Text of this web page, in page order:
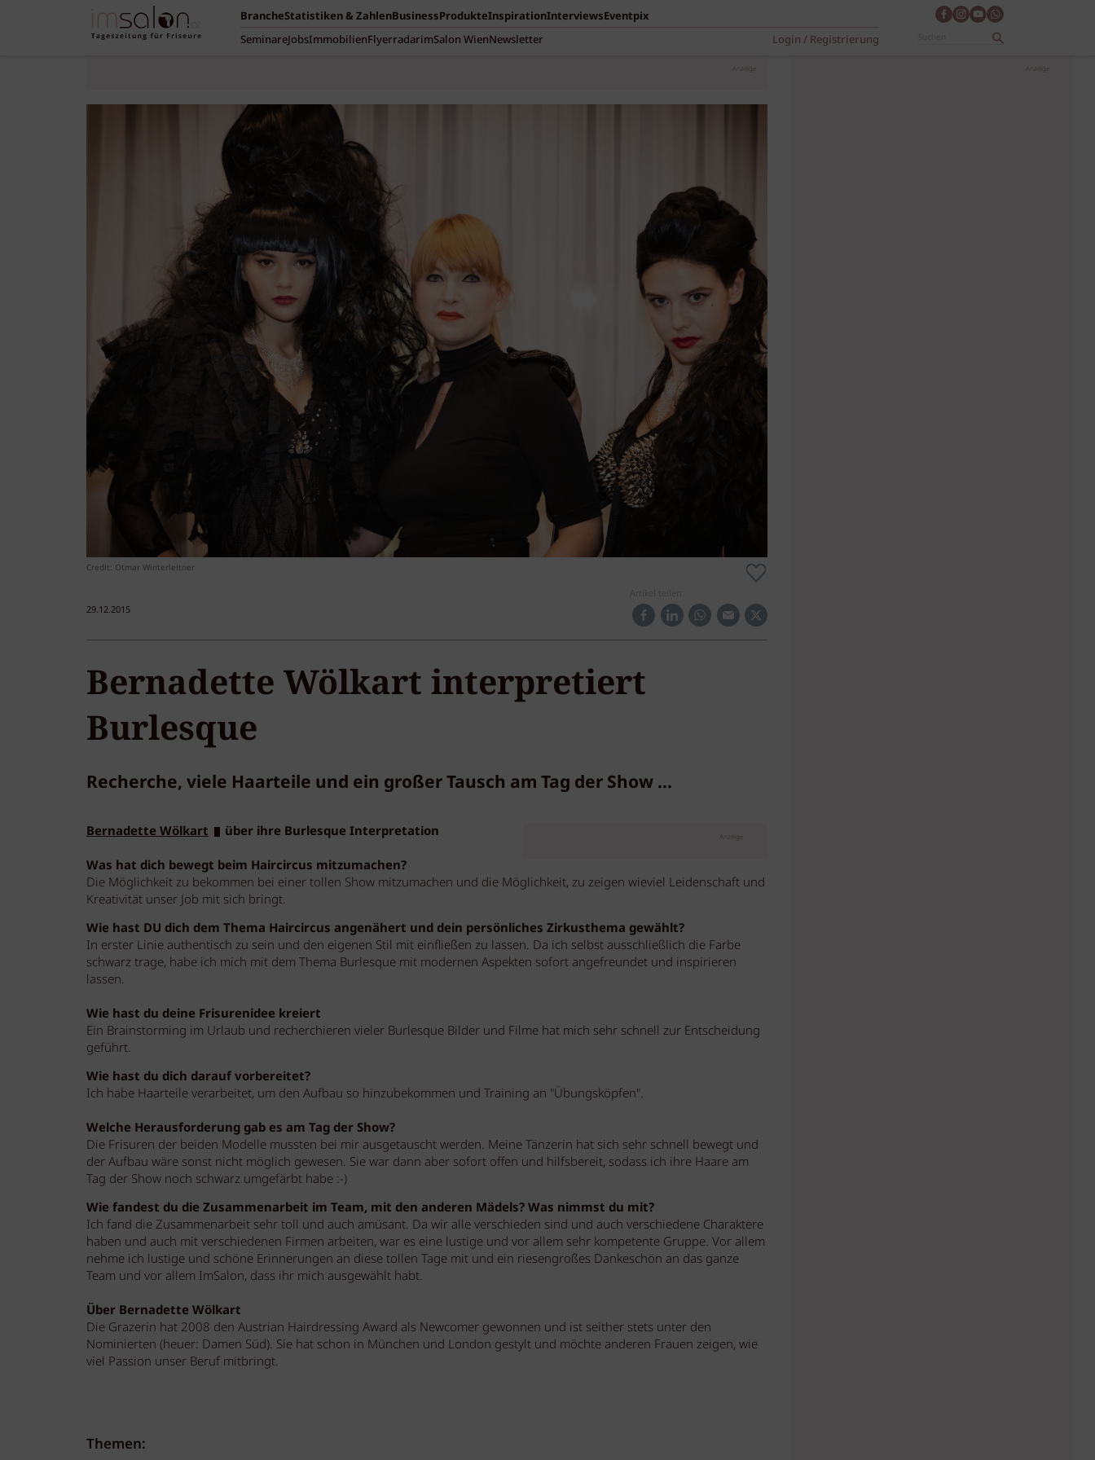
BrancheStatistiken & ZahlenBusinessProdukteInspirationInterviewsEventpix
SeminareJobsImmobilienFlyerradarimSalon WienNewsletter Login / Registrierung
Anzeige
Credit: Otmar Winterleitner
29.12.2015
Artikel teilen:
Bernadette Wölkart interpretiert
Burlesque
Recherche, viele Haarteile und ein großer Tausch am Tag der Show ...
Anzeige
Bernadette Wölkart
über ihre Burlesque Interpretation
Was hat dich bewegt beim Haircircus mitzumachen?
Die Möglichkeit zu bekommen bei einer tollen Show mitzumachen und die Möglichkeit, zu zeigen wieviel Leidenschaft und
Kreativität unser Job mit sich bringt.
Wie hast DU dich dem Thema Haircircus angenähert und dein persönliches Zirkusthema gewählt?
In erster Linie authentisch zu sein und den eigenen Stil mit einfließen zu lassen. Da ich selbst ausschließlich die Farbe
schwarz trage, habe ich mich mit dem Thema Burlesque mit modernen Aspekten sofort angefreundet und inspirieren
lassen.
Wie hast du deine Frisurenidee kreiert
Ein Brainstorming im Urlaub und recherchieren vieler Burlesque Bilder und Filme hat mich sehr schnell zur Entscheidung
geführt.
Wie hast du dich darauf vorbereitet?
Ich habe Haarteile verarbeitet, um den Aufbau so hinzubekommen und Training an "Übungsköpfen".
Welche Herausforderung gab es am Tag der Show?
Die Frisuren der beiden Modelle mussten bei mir ausgetauscht werden. Meine Tänzerin hat sich sehr schnell bewegt und
der Aufbau wäre sonst nicht möglich gewesen. Sie war dann aber sofort offen und hilfsbereit, sodass ich ihre Haare am
Tag der Show noch schwarz umgefärbt habe :-)
Wie fandest du die Zusammenarbeit im Team, mit den anderen Mädels? Was nimmst du mit?
Ich fand die Zusammenarbeit sehr toll und auch amüsant. Da wir alle verschieden sind und auch verschiedene Charaktere
haben und auch mit verschiedenen Firmen arbeiten, war es eine lustige und vor allem sehr kompetente Gruppe. Vor allem
nehme ich lustige und schöne Erinnerungen an diese tollen Tage mit und ein riesengroßes Dankeschön an das ganze
Team und vor allem ImSalon, dass ihr mich ausgewählt habt.
Über Bernadette Wölkart
Die Grazerin hat 2008 den Austrian Hairdressing Award als Newcomer gewonnen und ist seither stets unter den
Nominierten (heuer: Damen Süd). Sie hat schon in München und London gestylt und möchte anderen Frauen zeigen, wie
viel Passion unser Beruf mitbringt.
Themen:
Anzeige